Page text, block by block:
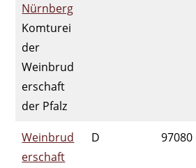
Nürnberg
Komturei
der
Weinbrud
erschaft
der Pfalz
Weinbrud
erschaft
D 97080